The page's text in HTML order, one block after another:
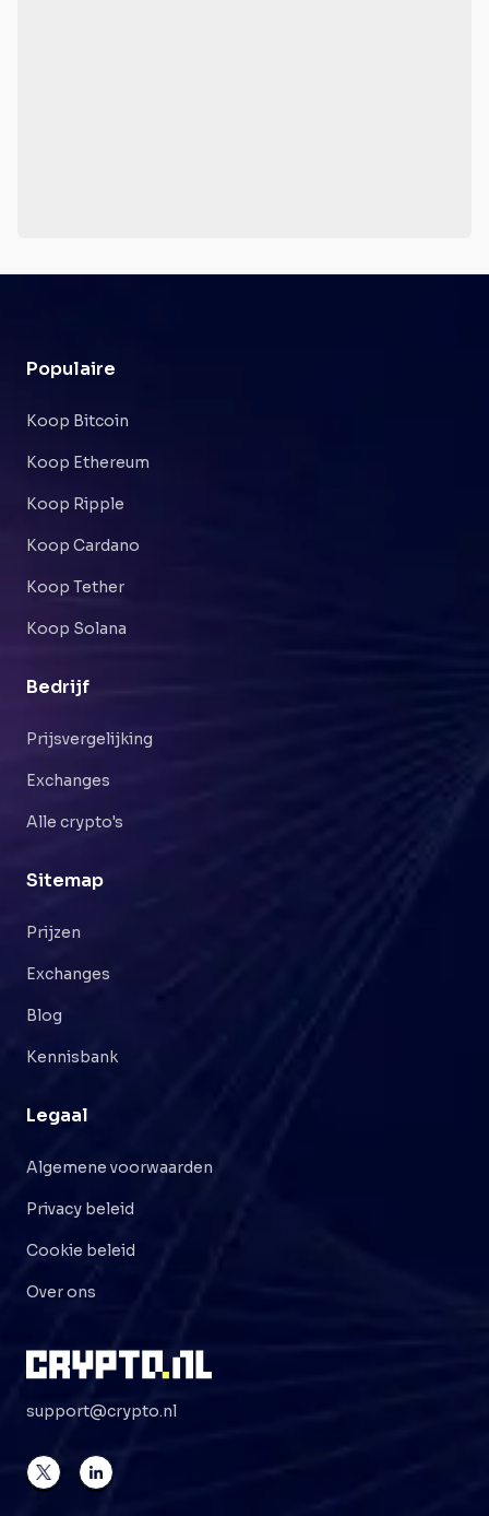
Populaire
Koop Bitcoin
Koop Ethereum
Koop Ripple
Koop Cardano
Koop Tether
Koop Solana
Bedrijf
Prijsvergelijking
Exchanges
Alle crypto's
Sitemap
Prijzen
Exchanges
Blog
Kennisbank
Legaal
Algemene voorwaarden
Privacy beleid
Cookie beleid
Over ons
support@crypto.nl